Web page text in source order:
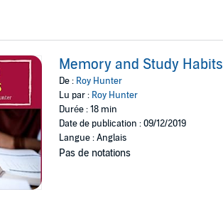
Memory and Study Habits
De : Roy Hunter
Lu par : Roy Hunter
Durée : 18 min
Date de publication : 09/12/2019
Langue : Anglais
Pas de notations